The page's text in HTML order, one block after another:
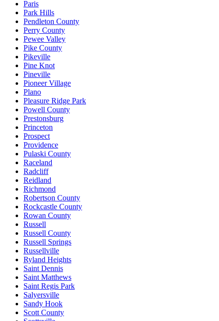
Paris
Park Hills
Pendleton County
Perry County
Pewee Valley
Pike County
Pikeville
Pine Knot
Pineville
Pioneer Village
Plano
Pleasure Ridge Park
Powell County
Prestonsburg
Princeton
Prospect
Providence
Pulaski County
Raceland
Radcliff
Reidland
Richmond
Robertson County
Rockcastle County
Rowan County
Russell
Russell County
Russell Springs
Russellville
Ryland Heights
Saint Dennis
Saint Matthews
Saint Regis Park
Salyersville
Sandy Hook
Scott County